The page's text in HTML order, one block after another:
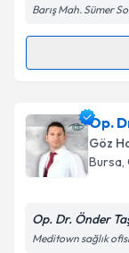
Metni
Barış Mah. Sümer
Op. Dr.
oluşturun.
takvim
Op.
Göz
Bursa,
Op. Dr. Önder
Meditown sağlık